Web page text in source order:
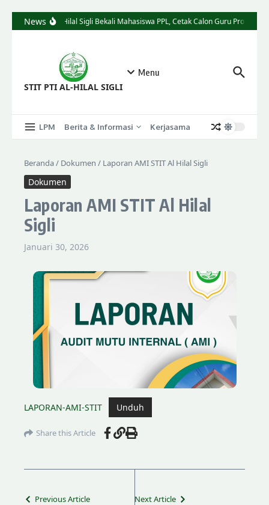
NewsSTIT Al-Hilal Sigli Bekali Mahasiswa PPL, Cetak Calon Guru
STIT PTI AL-HILAL SIGLI
Menu
LPM Berita & Informasi Kerjasama
Beranda/ Dokumen / Laporan AMI STIT Al Hilal Sigli
Dokumen
Laporan AMI STIT Al Hilal
Sigli
Januari 30, 2026
LAPORAN-AMI-STIT Unduh
Share this Article
Previous Article Next Article